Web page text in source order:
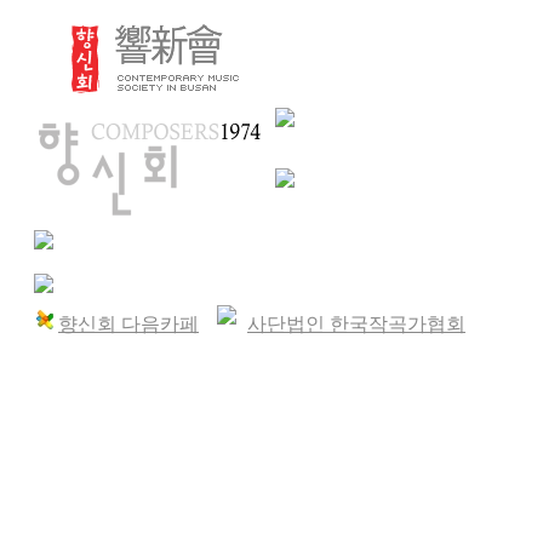
향신회 다음카페 사단법인 한국작곡가협회